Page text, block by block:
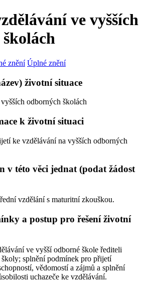
ve vyšších
znění Úplné znění
životní situace
odborných školách
k životní situaci
ke vzdělávání na vyšších odborných
v této věci jednat (podat žádost
vzdělání s maturitní zkouškou.
a postup pro řešení životní
ve vyšší odborné škole řediteli
splnění podmínek pro přijetí
vědomostí a zájmů a splnění
uchazeče ke vzdělávání.